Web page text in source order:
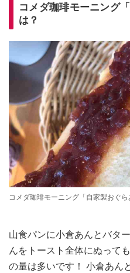
コメダ珈琲モーニング
は？
コメダ珈琲モーニング「自家製おぐら
山食パンに小倉あんとバタ
んをトースト全体にぬって
の量は多いです！ 小倉あん